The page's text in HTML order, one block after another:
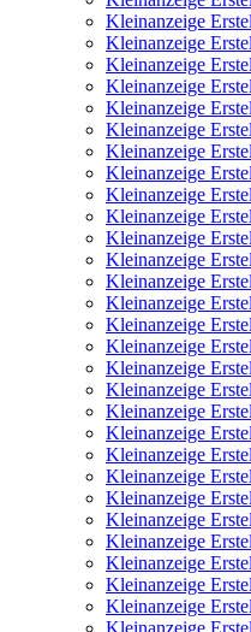
Kleinanzeige
Kleinanzeige
Kleinanzeige
Kleinanzeige
Kleinanzeige
Kleinanzeige
Kleinanzeige
Kleinanzeige
Kleinanzeige
Kleinanzeige
Kleinanzeige
Kleinanzeige
Kleinanzeige
Kleinanzeige
Kleinanzeige
Kleinanzeige
Kleinanzeige
Kleinanzeige
Kleinanzeige
Kleinanzeige
Kleinanzeige
Kleinanzeige
Kleinanzeige
Kleinanzeige
Kleinanzeige
Kleinanzeige
Kleinanzeige
Kleinanzeige
Kleinanzeige